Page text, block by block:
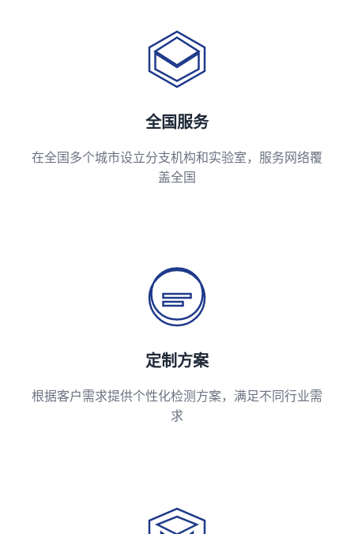
全国服务
在全国多个城市设立分支机构和实验室，服务网络覆
盖全国
定制方案
根据客户需求提供个性化检测方案，满足不同行业需
求